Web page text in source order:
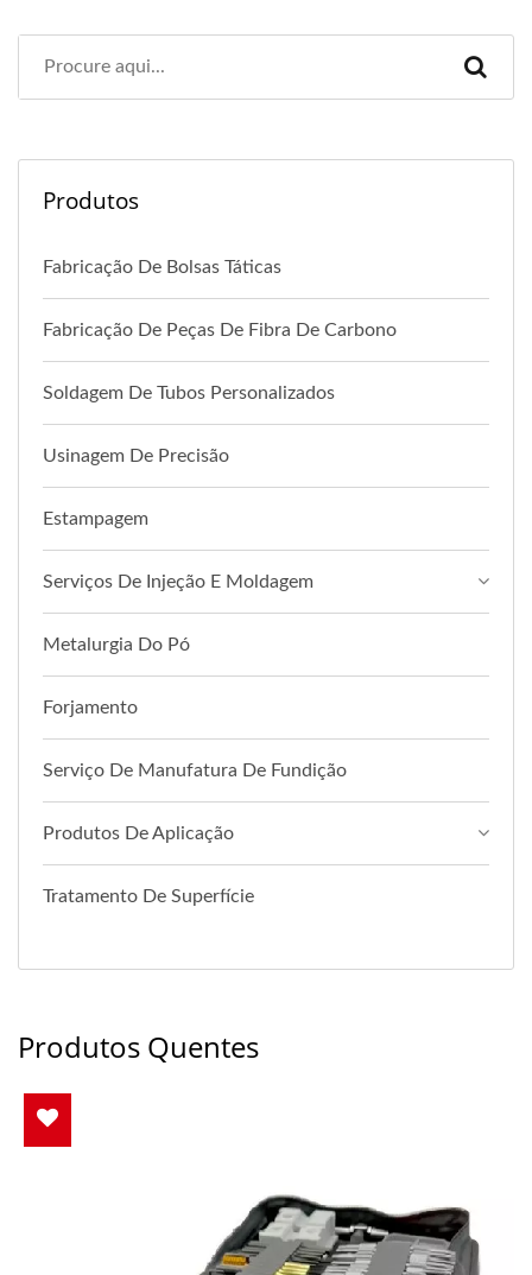
Produtos
Fabricação De Bolsas Táticas
Fabricação De Peças De Fibra De Carbono
Soldagem De Tubos Personalizados
Usinagem De Precisão
Estampagem
Serviços De Injeção E Moldagem
Metalurgia Do Pó
Forjamento
Serviço De Manufatura De Fundição
Produtos De Aplicação
Tratamento De Superfície
Produtos Quentes